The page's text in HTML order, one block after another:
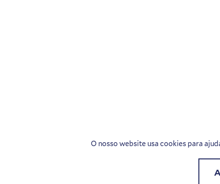
O nosso website usa cookies para